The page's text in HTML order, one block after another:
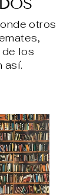
otros
los
así.